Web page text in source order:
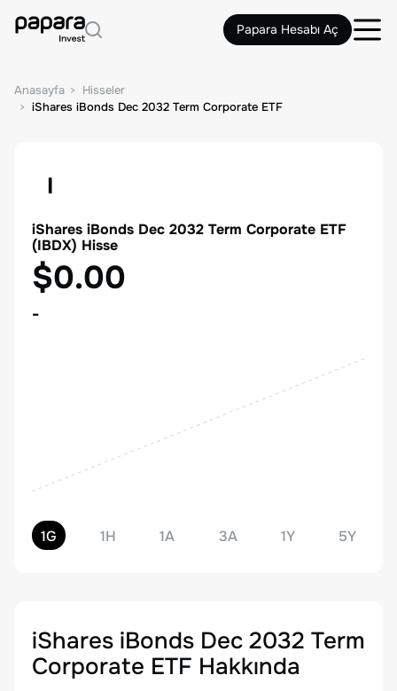
Papara Hesabı Aç
Anasayfa
Hisseler
iShares iBonds Dec 2032 Term Corporate ETF
I
iShares iBonds Dec 2032 Term Corporate ETF
(IBDX) Hisse
$0.00
-
1G 1H 1A 3A 1Y 5Y
iShares iBonds Dec 2032 Term
Corporate ETF Hakkında